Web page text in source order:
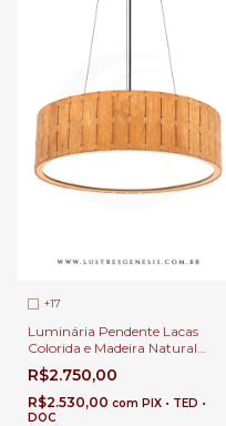
+17
Luminária Pendente Lacas
Colorida e Madeira Natural
Redondo Ø50cm e Ø70cm
Lâmpada E-27 Para Sala de
Jantar e Estar | Linha Carimbó
R$2.750,00
R$2.530,00 com PIX • TED •
DOC